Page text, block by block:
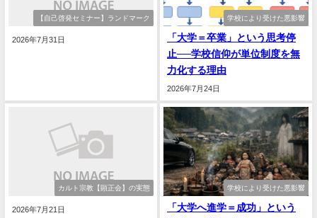
【自己啓発セミナー】ランドマーク
2026年7月31日
学校により受けた悪影響
「大学＝卒業」という思考停
止──学校信仰が単位制度を無
力化する理由
2026年7月24日
カルト宗教【顕正会】の実態
2026年7月21日
学校により受けた悪影響
「大学へ進学＝成功」という